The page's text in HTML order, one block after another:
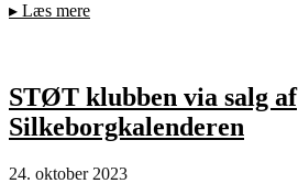
▸ Læs mere
STØT klubben via salg af
Silkeborgkalenderen
24. oktober 2023